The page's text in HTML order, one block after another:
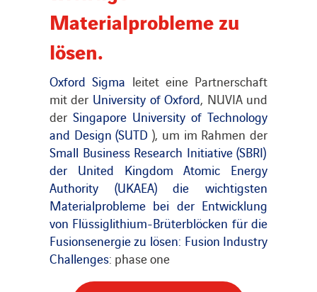
Materialprobleme zu
lösen.
Oxford Sigma leitet eine Partnerschaft
mit der University of Oxford, NUVIA und
der Singapore University of Technology
and Design (SUTD ), um im Rahmen der
Small Business Research Initiative (SBRI)
der United Kingdom Atomic Energy
Authority (UKAEA) die wichtigsten
Materialprobleme bei der Entwicklung
von Flüssiglithium-Brüterblöcken für die
Fusionsenergie zu lösen: Fusion Industry
Challenges: phase one